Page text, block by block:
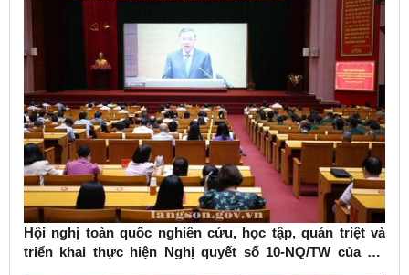
Hội nghị toàn quốc nghiên cứu, học tập, quán triệt và
triển khai thực hiện Nghị quyết số 10-NQ/TW của Bộ